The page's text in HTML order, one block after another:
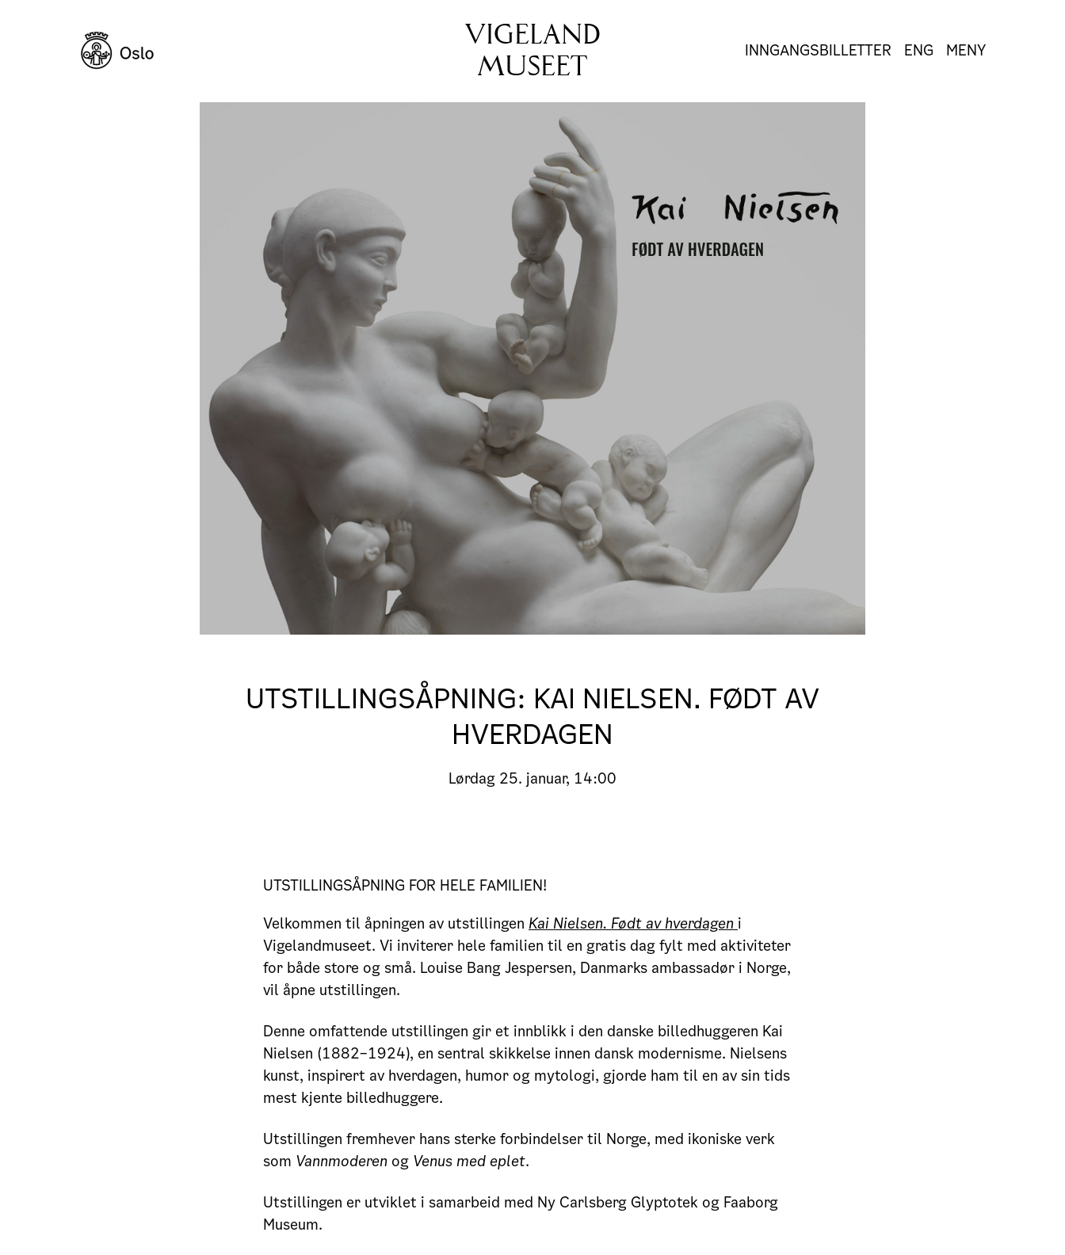
VIGELAND
MUSEET
INNGANGSBILLETTER ENG MENY
UTSTILLINGSÅPNING: KAI NIELSEN. FØDT AV
HVERDAGEN
Lørdag 25. januar, 14:00
UTSTILLINGSÅPNING FOR HELE FAMILIEN!
Velkommen til åpningen av utstillingen Kai Nielsen. Født av hverdagen i
Vigelandmuseet. Vi inviterer hele familien til en gratis dag fylt med aktiviteter
for både store og små. Louise Bang Jespersen, Danmarks ambassadør i Norge,
vil åpne utstillingen.
Denne omfattende utstillingen gir et innblikk i den danske billedhuggeren Kai
Nielsen (1882–1924), en sentral skikkelse innen dansk modernisme. Nielsens
kunst, inspirert av hverdagen, humor og mytologi, gjorde ham til en av sin tids
mest kjente billedhuggere.
Utstillingen fremhever hans sterke forbindelser til Norge, med ikoniske verk
som Vannmoderen og Venus med eplet.
Utstillingen er utviklet i samarbeid med Ny Carlsberg Glyptotek og Faaborg
Museum.